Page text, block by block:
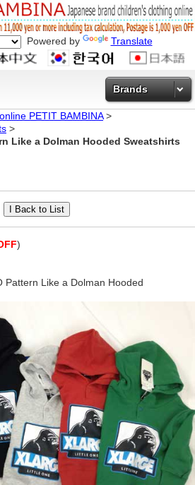
Powered by Translate
Brands
PETIT BAMBINA>
>
Like a Dolman Hooded Sweatshirts
)
Pattern Like a Dolman Hooded